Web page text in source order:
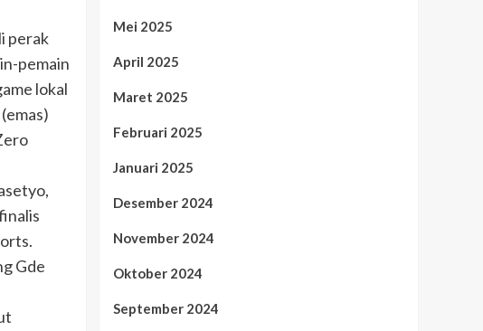
perak
pemain
lokal
Gde
Mei 2025
April 2025
Maret 2025
Februari 2025
Januari 2025
Desember 2024
November 2024
Oktober 2024
September 2024